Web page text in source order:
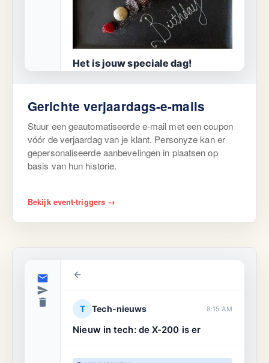
Het is jouw speciale dag!
je historie.
Cadeau claimen
Gerichte verjaardags-e-mails
Stuur een geautomatiseerde e-mail met een coupon
vóór de verjaardag van je klant. Personyze kan er
gepersonaliseerde aanbevelingen in plaatsen op
basis van hun historie.
Bekijk event-triggers →
T Tech-nieuws 8:15 AM
Nieuw in tech: de X-200 is er